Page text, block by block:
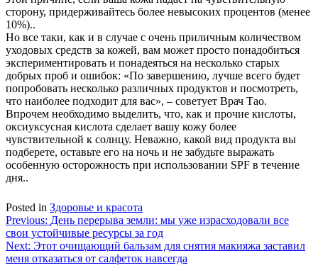
сторону, придерживайтесь более невысоких процентов (менее
10%)..
Но все таки, как и в случае с очень приличным количеством
уходовых средств за кожей, вам может просто понадобиться
экспериментировать и понадеяться на несколько старых
добрых проб и ошибок: «По завершению, лучше всего будет
попробовать несколько различных продуктов и посмотреть,
что наиболее подходит для вас», – советует Врач Тао.
Впрочем необходимо выделить, что, как и прочие кислоты,
оксиуксусная кислота сделает вашу кожу более
чувствительной к солнцу. Неважно, какой вид продукта вы
подберете, оставьте его на ночь и не забудьте выражать
особенную осторожность при использовании SPF в течение
дня..
Posted in Здоровье и красота
Навигация
по
записям
Previous: День перерыва земли: мы уже израсходовали все
свои устойчивые ресурсы за год
Next: Этот очищающий бальзам для снятия макияжа заставил
меня отказаться от салфеток навсегда